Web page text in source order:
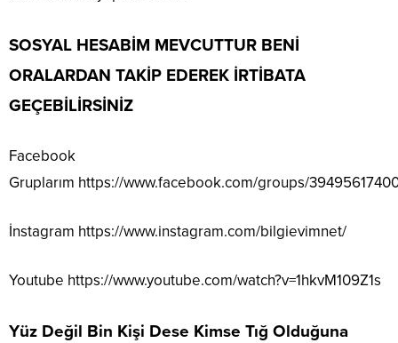
SOSYAL HESABİM MEVCUTTUR BENİ
ORALARDAN TAKİP EDEREK İRTİBATA
GEÇEBİLİRSİNİZ
Facebook
Gruplarım https://www.facebook.com/groups/
İnstagram https://www.instagram.com/bilgievimnet/
Youtube https://www.youtube.com/watch?v=1hkvM109Z1s
Yüz Değil Bin Kişi Dese Kimse Tığ Olduğuna